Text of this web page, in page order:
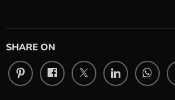
SHARE ON